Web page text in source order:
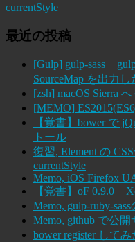
currentStyle
最近の投稿
[Gulp] gulp-sass +
SourceMap を出力し
[zsh] macOS Sierra
[MEMO]
【覚書】bower で
トール
復習, Element の
currentStyle
Memo, iOS Firefox
【覚書】oF 0.9.0 +
Memo, gulp-ruby-
Memo, github で公
bower register して